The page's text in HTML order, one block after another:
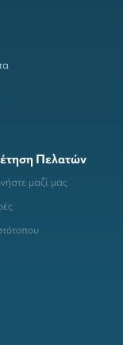
Πελατών
μαζί μας